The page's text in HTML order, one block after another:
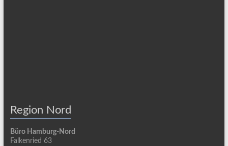
Region Nord
Büro Hamburg-Nord
Falkenried 63